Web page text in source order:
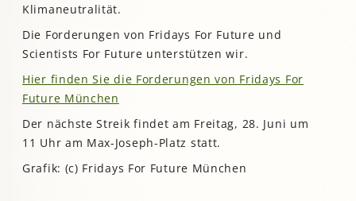
Klimaneutralität.
Die Forderungen von Fridays For Future und
Scientists For Future unterstützen wir.
Hier finden Sie die Forderungen von Fridays For
Future München
Der nächste Streik findet am Freitag, 28. Juni um
11 Uhr am Max-Joseph-Platz statt.
Grafik: (c) Fridays For Future München